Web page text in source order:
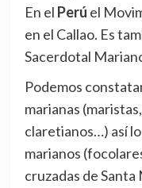
En el Perú el
en el Callao. Es
Sacerdotal
Podemos
marianas
claretianos…) así
marianos
cruzadas de